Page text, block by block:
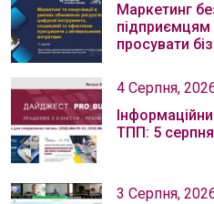
Маркетинг
підприємцям
просувати
4 Серпня,
ТПП: 5
3 Серпня,